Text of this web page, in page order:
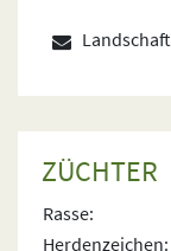
ZÜCHTER
Rasse:
Herdenzeichen: